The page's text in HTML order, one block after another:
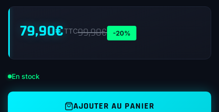
79,90€TTC99,90€ -20%
En stock
AJOUTER AU PANIER